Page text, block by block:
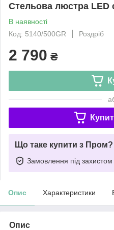
Стельова люстра LED
В наявності
Код: 5140/500GR
Роздріб
2 790 ₴
Що таке купити з Пром?
Замовлення під захистом
Опис Характеристики
Опис